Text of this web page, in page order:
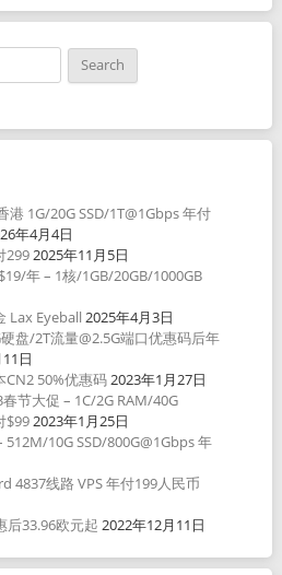
1G/20G SSD/1T@1Gbps 年付
年4月4日
2992025年11月5日
年 – 1核/1GB/20GB/1000GB
Lax Eyeball 2025年4月3日
盘/2T流量@2.5G端口优惠码后年
日
CN2 50%优惠码2023年1月27日
节大促 – 1C/2G RAM/40G
$992023年1月25日
10G SSD/800G@1Gbps 年
4837线路 VPS 年付199人民币
后33.96欧元起 2022年12月11日